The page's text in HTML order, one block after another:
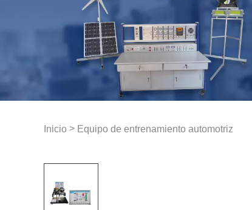
Inicio > Equipo de entrenamiento automotriz